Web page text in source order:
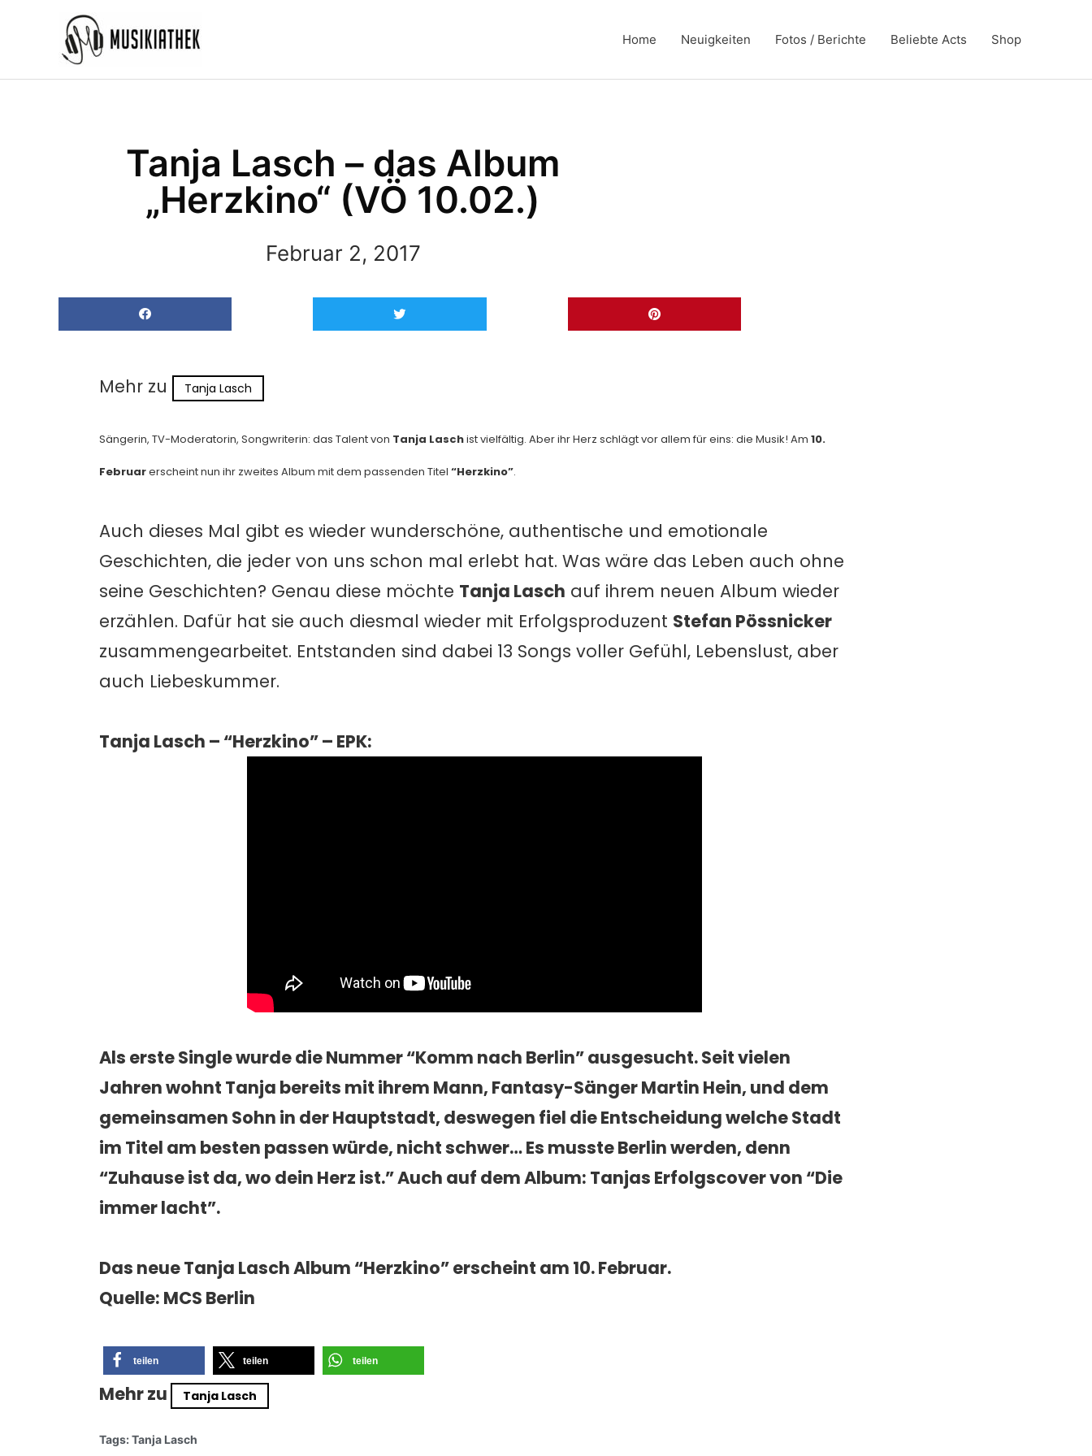
Home Neuigkeiten Fotos / Berichte Beliebte Acts Shop
Tanja Lasch – das Album
„Herzkino“ (VÖ 10.02.)
Februar 2, 2017
Mehr zu Tanja Lasch
Sängerin, TV-Moderatorin, Songwriterin: das Talent von Tanja Laschist vielfältig. Aber ihr Herz schlägt vor allem für eins: die Musik! Am 10.
Februarerscheint nun ihr zweites Album mit dem passenden Titel “Herzkino”.
Auch dieses Mal gibt es wieder wunderschöne, authentische und emotionale
Geschichten, die jeder von uns schon mal erlebt hat. Was wäre das Leben auch ohne
seine Geschichten? Genau diese möchte Tanja Lasch auf ihrem neuen Album wieder
erzählen. Dafür hat sie auch diesmal wieder mit Erfolgsproduzent Stefan Pössnicker
zusammengearbeitet. Entstanden sind dabei 13 Songs voller Gefühl, Lebenslust, aber
auch Liebeskummer.
Tanja Lasch – “Herzkino” – EPK:
Als erste Single wurde die Nummer“Komm nach Berlin”ausgesucht. Seit vielen
Jahren wohnt Tanja bereits mit ihrem Mann, Fantasy-Sänger Martin Hein, und dem
gemeinsamen Sohn in der Hauptstadt, deswegen fiel die Entscheidung welche Stadt
im Titel am besten passen würde, nicht schwer… Es musste Berlin werden, denn
“Zuhause ist da, wo dein Herz ist.” Auch auf dem Album: Tanjas Erfolgscover von “Die
immer lacht”.
Das neue Tanja Lasch Album “Herzkino” erscheint am 10. Februar.
Quelle: MCS Berlin
teilen teilen teilen
Mehr zu Tanja Lasch
Tags:Tanja Lasch